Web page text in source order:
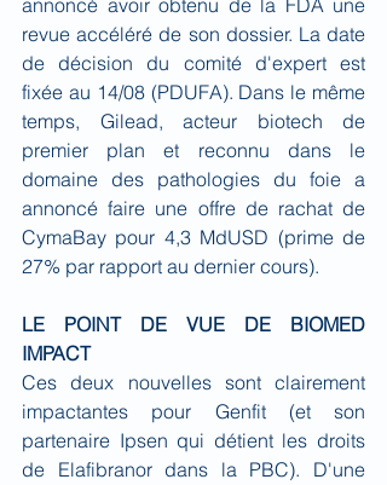
annoncé avoir obtenu de la FDA une
revue accéléré de son dossier. La date
de décision du comité d'expert est
fixée au 14/08 (PDUFA). Dans le même
temps, Gilead, acteur biotech de
premier plan et reconnu dans le
domaine des pathologies du foie a
annoncé faire une offre de rachat de
CymaBay pour 4,3 MdUSD (prime de
27% par rapport au dernier cours).
LE POINT DE VUE DE BIOMED
IMPACT
Ces deux nouvelles sont clairement
impactantes pour Genfit (et son
partenaire Ipsen qui détient les droits
de Elafibranor dans la PBC). D'une